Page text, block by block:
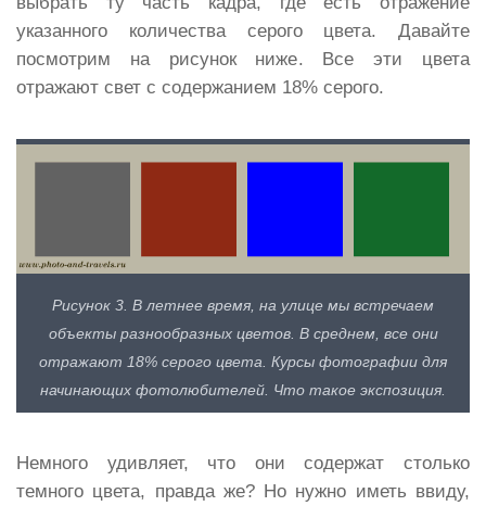
указанного количества серого цвета. Давайте
посмотрим на рисунок ниже. Все эти цвета
отражают свет с содержанием 18% серого.
Рисунок 3. В летнее время, на улице мы встречаем
объекты разнообразных цветов. В среднем, все они
отражают 18% серого цвета. Курсы фотографии для
начинающих фотолюбителей. Что такое экспозиция.
Немного удивляет, что они содержат столько
темного цвета, правда же? Но нужно иметь ввиду,